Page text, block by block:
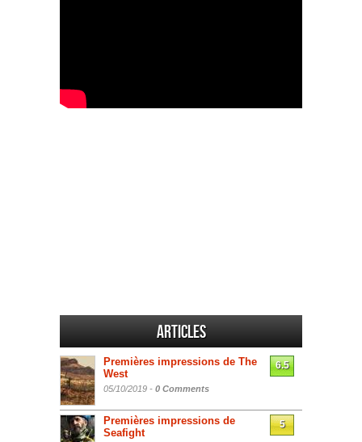
Articles
Premières impressions de The
West
05/10/2019 - 0 Comments
6.5
Premières impressions de
Seafight
5